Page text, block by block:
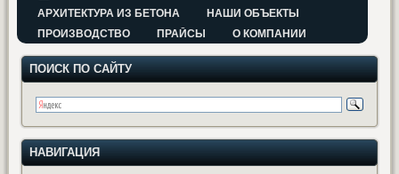
АРХИТЕКТУРА ИЗ БЕТОНА
НАШИ ОБЪЕКТЫ
ПРОИЗВОДСТВО
ПРАЙСЫ О КОМПАНИИ
ПОИСК ПО САЙТУ
НАВИГАЦИЯ